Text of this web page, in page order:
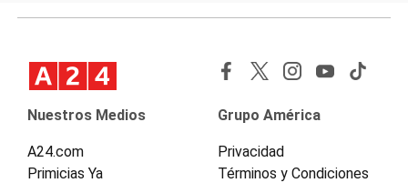
Nuestros Medios
A24.com
Primicias Ya
Grupo América
Privacidad
Términos y Condiciones